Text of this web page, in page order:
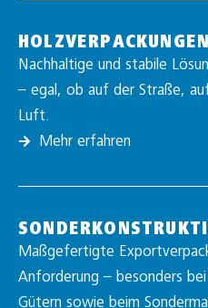
HOLZVERPACKUNGEN
Nachhaltige und stabile
– egal, ob auf der Straße,
Luft.
Mehr erfahren
Maßgefertigte
Anforderung – besonders
Gütern sowie beim